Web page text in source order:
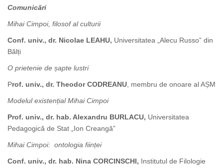
Comunicări
Mihai Cimpoi, filosof al culturii
Conf. univ., dr. Nicolae LEAHU, Universitatea „Alecu Russo” din
Bălți
O prietenie de șapte lustri
Prof. univ., dr. Theodor CODREANU , membru de onoare al AȘM
Modelul existențial Mihai Cimpoi
Prof. univ., dr. hab. Alexandru BURLACU, Universitatea
Pedagogică de Stat „Ion Creangă”
Mihai Cimpoi: ontologia ființei
Conf. univ., dr. hab. Nina CORCINSCHI, Institutul de Filologie